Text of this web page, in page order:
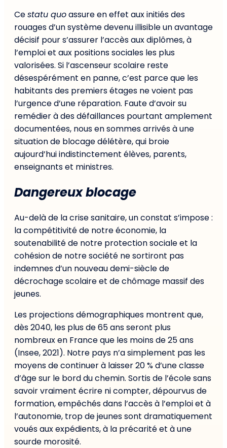
Cestatu quoassure en effet aux initiés des
rouages d’un système devenu illisible un avantage
décisif pour s’assurer l’accès aux diplômes, à
l’emploi et aux positions sociales les plus
valorisées. Si l’ascenseur scolaire reste
désespérément en panne, c’est parce que les
habitants des premiers étages ne voient pas
l’urgence d’une réparation. Faute d’avoir su
remédier à des défaillances pourtant amplement
documentées, nous en sommes arrivés à une
situation de blocage délétère, qui broie
aujourd’hui indistinctement élèves, parents,
enseignants et ministres.
Dangereux blocage
Au-delà de la crise sanitaire, un constat s’impose :
la compétitivité de notre économie, la
soutenabilité de notre protection sociale et la
cohésion de notre société ne sortiront pas
indemnes d’un nouveau demi-siècle de
décrochage scolaire et de chômage massif des
jeunes.
Les projections démographiques montrent que,
dès 2040, les plus de 65 ans seront plus
nombreux en France que les moins de 25 ans
(Insee, 2021). Notre pays n’a simplement pas les
moyens de continuer à laisser 20 % d’une classe
d’âge sur le bord du chemin. Sortis de l’école sans
savoir vraiment écrire ni compter, dépourvus de
formation, empêchés dans l’accès à l’emploi et à
l’autonomie, trop de jeunes sont dramatiquement
voués aux expédients, à la précarité et à une
sourde morosité.